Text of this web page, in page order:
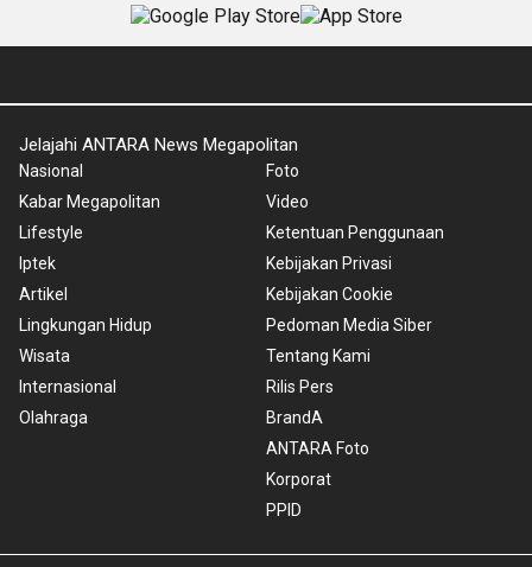
Jelajahi ANTARA News Megapolitan
Nasional
Kabar Megapolitan
Lifestyle
Iptek
Artikel
Lingkungan Hidup
Wisata
Internasional
Olahraga
Foto
Video
Ketentuan Penggunaan
Kebijakan Privasi
Kebijakan Cookie
Pedoman Media Siber
Tentang Kami
Rilis Pers
BrandA
ANTARA Foto
Korporat
PPID